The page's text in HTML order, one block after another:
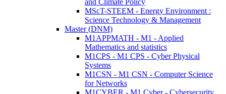
and Climate Policy
MScT-STEEM - Energy Environment :
Science Technology & Management
Master (DNM)
M1APPMATH - M1 - Applied
Mathematics and statistics
M1CPS - M1 CPS - Cyber Physical
Systems
M1CSN - M1 CSN - Computer Science
for Networks
M1CYBER - M1 Cyber - Cybersecurity